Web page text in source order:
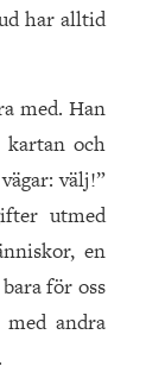
har alltid
med. Han
och
välj!”
utmed
en
för oss
andra